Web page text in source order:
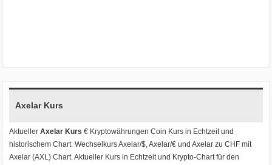
Axelar Kurs
Aktueller Axelar Kurs € Kryptowährungen Coin Kurs in Echtzeit und
historischem Chart. WechselkursAxelar/$,Axelar/€ und Axelar zu CHF mit
Axelar (AXL) Chart. Aktueller Kurs in Echtzeit und Krypto-Chart für den